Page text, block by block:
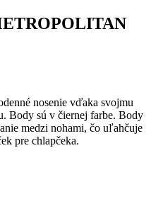
nosenie vďaka svojmu
Body sú v čiernej farbe. Body
medzi nohami, čo uľahčuje
pre chlapčeka.